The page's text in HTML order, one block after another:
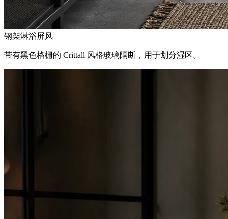
钢架淋浴屏风
带有黑色格栅的 Crittall 风格玻璃隔断，用于划分湿区。